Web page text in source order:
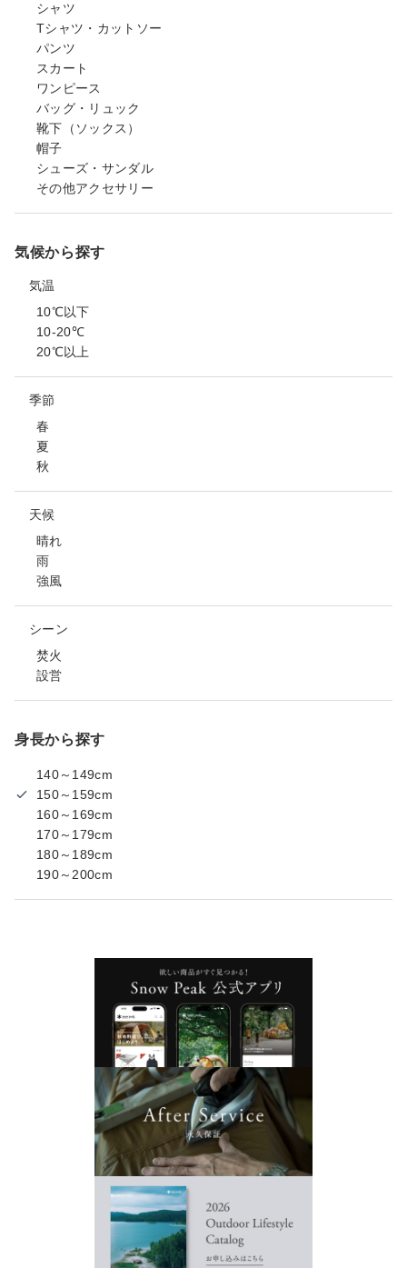
シャツ
Tシャツ・カットソー
パンツ
スカート
ワンピース
バッグ・リュック
靴下（ソックス）
帽子
シューズ・サンダル
その他アクセサリー
気候から探す
気温
10℃以下
10-20℃
20℃以上
季節
春
夏
秋
天候
晴れ
雨
強風
シーン
焚火
設営
身長から探す
140～149cm
150～159cm
160～169cm
170～179cm
180～189cm
190～200cm